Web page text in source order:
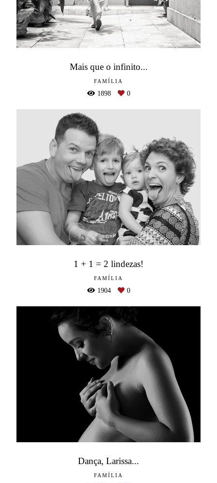
Mais que o infinito...
FAMÍLIA
1898 0
1 + 1 = 2 lindezas!
FAMÍLIA
1904 0
Dança, Larissa...
FAMÍLIA